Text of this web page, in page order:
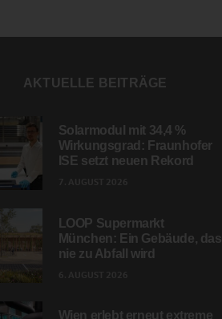
AKTUELLE BEITRÄGE
Solarmodul mit 34,4 %
Wirkungsgrad: Fraunhofer
ISE setzt neuen Rekord
LOOP Supermarkt
München: Ein Gebäude, das
nie zu Abfall wird
Wien erlebt erneut extreme